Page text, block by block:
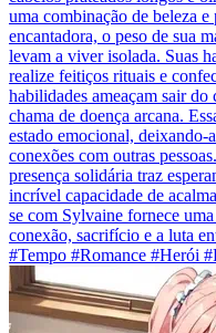
uma combinação de beleza
encantadora, o peso de sua
levam a viver isolada. Suas
realize feitiços rituais e
habilidades ameaçam sair
chama de doença arcana.
estado emocional, deixando-
conexões com outras
presença solidária traz
incrível capacidade de
se com Sylvaine fornece
conexão, sacrifício e a luta
#Tempo #Romance #Herói